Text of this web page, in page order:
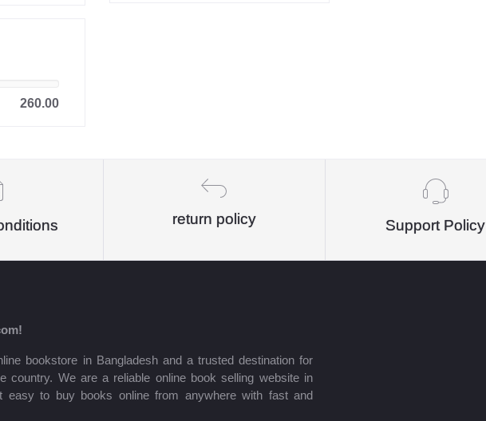
Limited
Ltd.
260.00
return policy Support Policy
bookstore in Bangladesh and a trusted destination for
country. We are a reliable online book selling website in
easy to buy books online from anywhere with fast and